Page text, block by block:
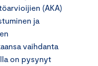
(AKA)
ja
vaihdanta
on pysynyt